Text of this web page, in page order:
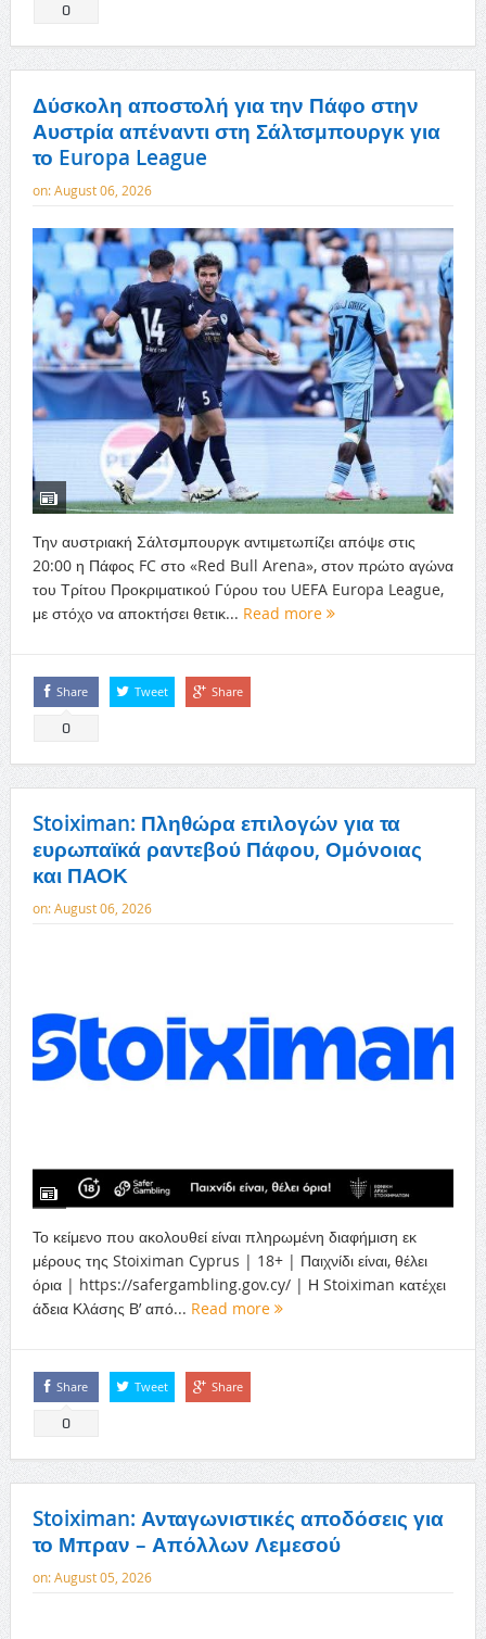
0
Δύσκολη αποστολή για την Πάφο στην
Αυστρία απέναντι στη Σάλτσμπουργκ για
το Europa League
on:August 06, 2026
Την αυστριακή Σάλτσμπουργκ αντιμετωπίζει απόψε στις
20:00 η Πάφος FC στο «Red Bull Arena», στον πρώτο αγώνα
του Τρίτου Προκριματικού Γύρου του UEFA Europa League,
με στόχο να αποκτήσει θετικ... Read more
Share
0
Tweet Share
Stoiximan: Πληθώρα επιλογών για τα
ευρωπαϊκά ραντεβού Πάφου, Ομόνοιας
και ΠΑΟΚ
on:August 06, 2026
Το κείμενο που ακολουθεί είναι πληρωμένη διαφήμιση εκ
μέρους της Stoiximan Cyprus | 18+ | Παιχνίδι είναι, θέλει
όρια | https://safergambling.gov.cy/ | Η Stoiximan κατέχει
άδεια Κλάσης Β’ από... Read more
Share
0
Tweet Share
Stoiximan: Ανταγωνιστικές αποδόσεις για
το Μπραν – Απόλλων Λεμεσού
on:August 05, 2026